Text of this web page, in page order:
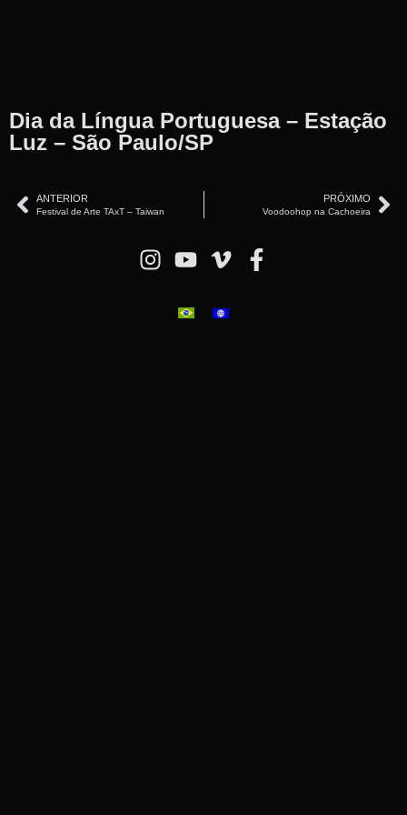
Dia da Língua Portuguesa – Estação
Luz – São Paulo/SP
ANTERIOR
Festival de Arte TAxT – Taiwan
PRÓXIMO
Voodoohop na Cachoeira